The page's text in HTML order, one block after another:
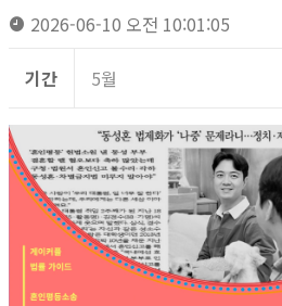
2026-06-10 오전 10:01:05
기간 5월